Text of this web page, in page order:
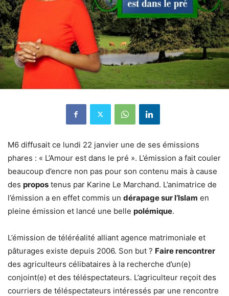
M6 diffusait ce lundi 22 janvier une de ses émissions
phares : « L’Amour est dans le pré ». L’émission a fait couler
beaucoup d’encre non pas pour son contenu mais à cause
des propos tenus par Karine Le Marchand. L’animatrice de
l’émission a en effet commis un dérapage sur l’Islam en
pleine émission et lancé une belle polémique.
L’émission de téléréalité alliant agence matrimoniale et
pâturages existe depuis 2006. Son but ? Faire rencontrer
des agriculteurs célibataires à la recherche d’un(e)
conjoint(e) et des téléspectateurs. L’agriculteur reçoit des
courriers de téléspectateurs intéressés par une rencontre